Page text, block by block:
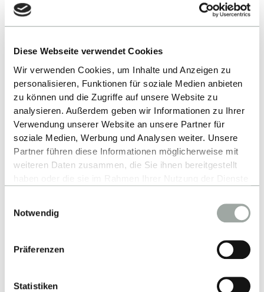
Diese Webseite verwendet Cookies
Wir verwenden Cookies, um Inhalte und Anzeigen zu
personalisieren, Funktionen für soziale Medien anbieten
zu können und die Zugriffe auf unsere Website zu
analysieren. Außerdem geben wir Informationen zu Ihrer
Verwendung unserer Website an unsere Partner für
soziale Medien, Werbung und Analysen weiter. Unsere
Partner führen diese Informationen möglicherweise mit
weiteren Daten zusammen, die Sie ihnen bereitgestellt
Alles zum Thema Cookies und personenbezogene
Datenverarbeitung entnehmen Sie unserer
Notwendig
Präferenzen
Statistiken
nahezu alle relevanten Einrichtungen in einem
Badezimmer und ist unterteilt in die
Produktlinien Badezimmerkeramiken & Möbel,
Duschen & Badewannen, Armaturen &
Steuerungen sowie Dusch-WCs.
Folgende Werte bilden das Fundament der Marke
Geberit: Innovation, Partnerschaft, Know-how,
Zuverlässigkeit und Lebensqualität.
bieten herausfordernde Tätigkeiten in
Unseren Stellenmarkt finden Sie im Bereich